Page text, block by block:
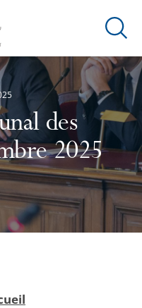
Ouvrir
de
des
2025